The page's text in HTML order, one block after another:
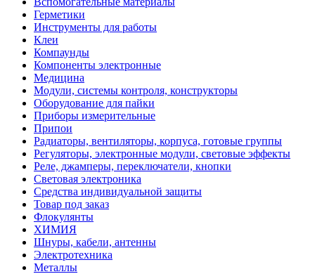
Герметики
Инструменты для работы
Клеи
Компаунды
Компоненты электронные
Медицина
Модули, системы контроля, конструкторы
Оборудование для пайки
Приборы измерительные
Припои
Радиаторы, вентиляторы, корпуса, готовые группы
Регуляторы, электронные модули, световые эффекты
Реле, джамперы, переключатели, кнопки
Световая электроника
Средства индивидуальной защиты
Товар под заказ
Флокулянты
ХИМИЯ
Шнуры, кабели, антенны
Электротехника
Металлы